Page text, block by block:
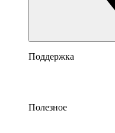
Поддержка
Полезное